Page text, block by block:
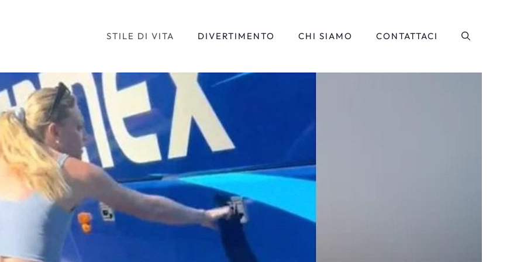
STILE DI VITA DIVERTIMENTO CHI SIAMO CONTATTACI